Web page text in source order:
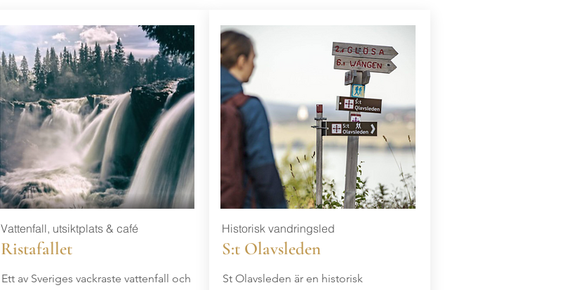
Vattenfall, utsiktplats & café
Ristafallet
Ett av Sveriges vackraste vattenfall och
Historisk vandringsled
S:t Olavsleden
St Olavsleden är en historisk